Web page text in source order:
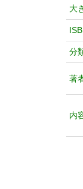
大
分
著
内